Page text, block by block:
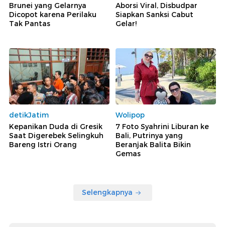
Brunei yang Gelarnya
Dicopot karena Perilaku
Tak Pantas
Aborsi Viral, Disbudpar
Siapkan Sanksi Cabut
Gelar!
detikJatim
Kepanikan Duda di Gresik
Saat Digerebek Selingkuh
Bareng Istri Orang
Wolipop
7 Foto Syahrini Liburan ke
Bali, Putrinya yang
Beranjak Balita Bikin
Gemas
Selengkapnya